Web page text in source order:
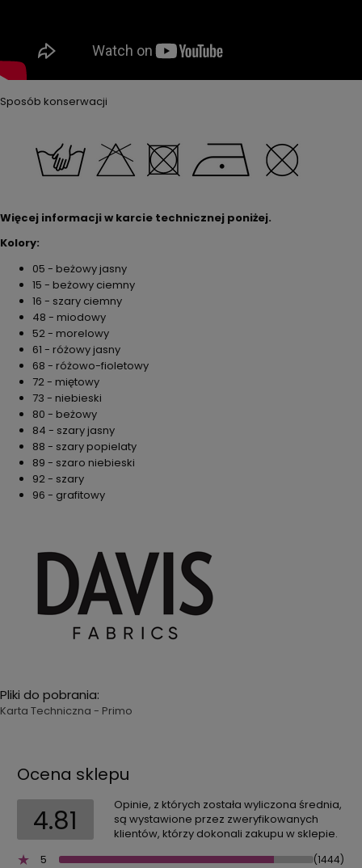
Sposób konserwacji
Więcej informacji w karcie technicznej poniżej.
Kolory:
05 - beżowy jasny
15 - beżowy ciemny
16 - szary ciemny
48 - miodowy
52 - morelowy
61 - różowy jasny
68 - różowo-fioletowy
72 - miętowy
73 - niebieski
80 - beżowy
84 - szary jasny
88 - szary popielaty
89 - szaro niebieski
92 - szary
96 - grafitowy
Pliki do pobrania:
Karta Techniczna - Primo
Ocena sklepu
4.81
Opinie, z których została wyliczona średnia,
są wystawione przez zweryfikowanych
klientów, którzy dokonali zakupu w sklepie.
5
(1444)